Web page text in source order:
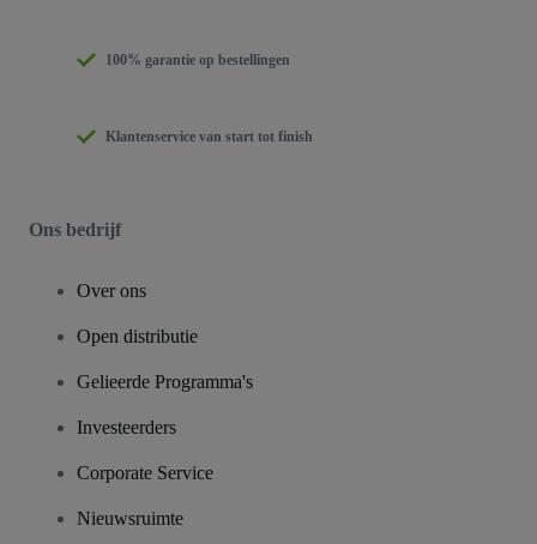
100% garantie op bestellingen
Klantenservice van start tot finish
Ons bedrijf
Over ons
Open distributie
Gelieerde Programma's
Investeerders
Corporate Service
Nieuwsruimte